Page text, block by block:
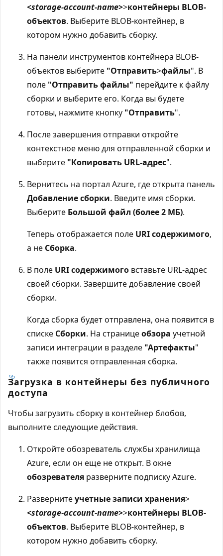
<storage-account-name>>контейнеры BLOB-
объектов. Выберите BLOB-контейнер, в
котором нужно добавить сборку.
На панели инструментов контейнера BLOB-
объектов выберите "Отправить>файлы". В
поле "Отправить файлы" перейдите к файлу
сборки и выберите его. Когда вы будете
готовы, нажмите кнопку "Отправить".
После завершения отправки откройте
контекстное меню для отправленной сборки и
выберите "Копировать URL-адрес".
Вернитесь на портал Azure, где открыта панель
Добавление сборки. Введите имя сборки.
Выберите Большой файл (более 2 МБ).
Теперь отображается поле URI содержимого,
а не Сборка.
В поле URI содержимого вставьте URL-адрес
своей сборки. Завершите добавление своей
сборки.
Когда сборка будет отправлена, она появится в
списке Сборки. На страницеобзора учетной
записи интеграции в разделе "Артефакты"
также появится отправленная сборка.
Загрузка в контейнеры без публичного
доступа
Чтобы загрузить сборку в контейнер блобов,
выполните следующие действия.
Откройте обозреватель службы хранилища
Azure, если он еще не открыт. В окне
обозревателя разверните подписку Azure.
Развернитеучетные записи хранения>
<storage-account-name>>контейнеры BLOB-
объектов. Выберите BLOB-контейнер, в
котором нужно добавить сборку.